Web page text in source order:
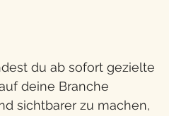
du ab sofort gezielte
deine Branche
sichtbarer zu machen,